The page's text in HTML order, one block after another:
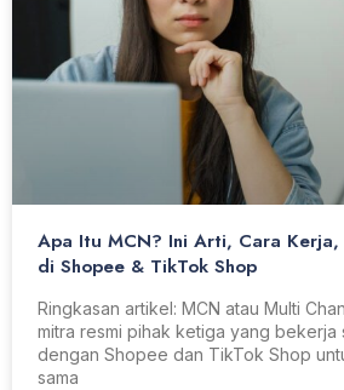
Apa Itu MCN? Ini Arti, Cara Kerja,
di Shopee & TikTok Shop
Ringkasan artikel: MCN atau Multi
mitra resmi pihak ketiga yang bekerja
dengan Shopee dan TikTok Shop
sama